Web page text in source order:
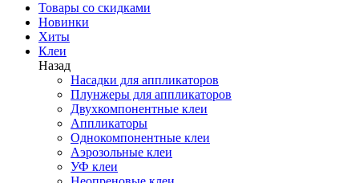
Товары со скидками
Новинки
Хиты
Клеи
Назад
Насадки для аппликаторов
Плунжеры для аппликаторов
Двухкомпонентные клеи
Аппликаторы
Однокомпонентные клеи
Аэрозольные клеи
УФ клеи